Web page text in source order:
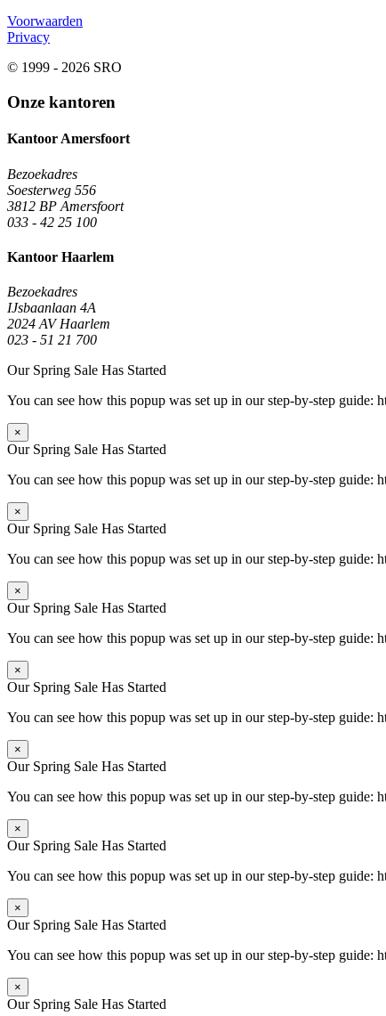
Voorwaarden
Privacy
© 1999 - 2026 SRO
Onze kantoren
Kantoor Amersfoort
Bezoekadres
Soesterweg 556
3812 BP Amersfoort
033 - 42 25 100
Kantoor Haarlem
Bezoekadres
IJsbaanlaan 4A
2024 AV Haarlem
023 - 51 21 700
Our Spring Sale Has Started
You can see how this popup was set up in our step-by-step guide:
×
Our Spring Sale Has Started
You can see how this popup was set up in our step-by-step guide:
×
Our Spring Sale Has Started
You can see how this popup was set up in our step-by-step guide:
×
Our Spring Sale Has Started
You can see how this popup was set up in our step-by-step guide:
×
Our Spring Sale Has Started
You can see how this popup was set up in our step-by-step guide:
×
Our Spring Sale Has Started
You can see how this popup was set up in our step-by-step guide:
×
Our Spring Sale Has Started
You can see how this popup was set up in our step-by-step guide:
×
Our Spring Sale Has Started
You can see how this popup was set up in our step-by-step guide:
×
Our Spring Sale Has Started